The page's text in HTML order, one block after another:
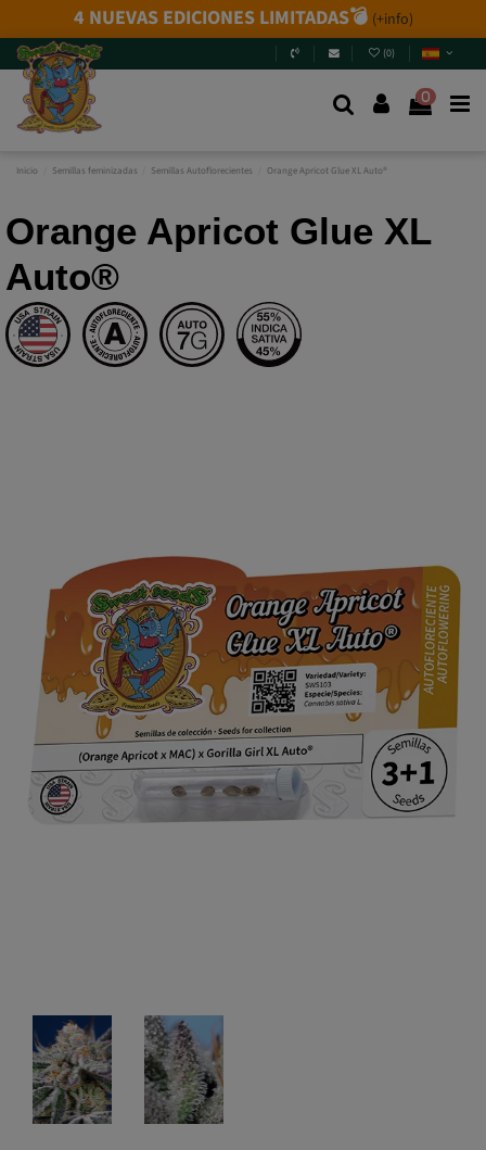
4 NUEVAS EDICIONES LIMITADAS💣 (+info)
(0)
0
Inicio Semillas feminizadas Semillas Autoflorecientes Orange Apricot Glue XL Auto®
Orange Apricot Glue XL
Auto®